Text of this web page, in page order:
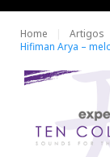
Home Artigos
Hifiman Arya –